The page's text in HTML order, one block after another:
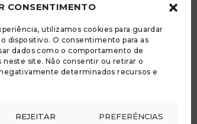
CONSENTIMENTO
utilizamos cookies para guardar
dispositivo. O consentimento para as
dados como o comportamento de
neste site. Não consentir ou retirar o
determinados recursos e
REJEITAR PREFERÊNCIAS
UM LIVRO DE